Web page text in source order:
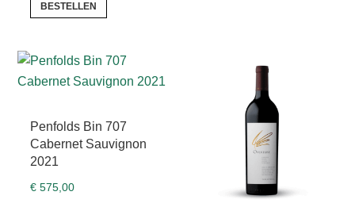
BESTELLEN
Penfolds Bin 707
Cabernet Sauvignon
2021
€ 575,00